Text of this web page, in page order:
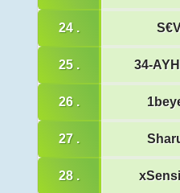
24 .
25 . 34-
26 .
27 .
28 .